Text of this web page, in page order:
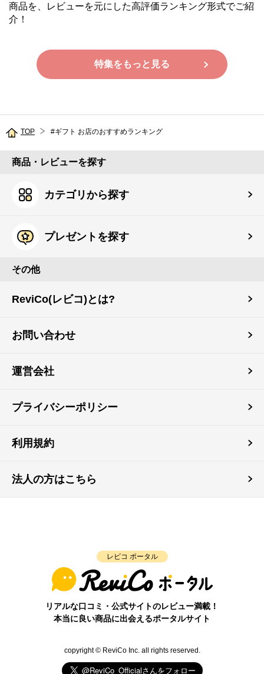
商品を、レビューを元にした高評価ランキング形式でご紹
介！
特集をもっと見る
TOP #ギフト お店のおすすめランキング
商品・レビューを探す
カテゴリから探す
プレゼントを探す
その他
ReviCo(レビコ)とは?
お問い合わせ
運営会社
プライバシーポリシー
利用規約
法人の方はこちら
レビコ ポータル
リアルな口コミ・公式サイトのレビュー満載！
本当に良い商品に出会えるポータルサイト
copyright © ReviCo Inc. all rights reserved.